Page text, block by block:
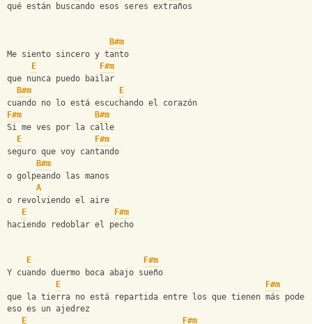
qué están buscando esos seres extraños
B#m
Me siento sincero y tanto
E
F#m
que nunca puedo bailar
B#m
E
cuando no lo está escuchando el corazón
F#m
B#m
Si me ves por la calle
E
F#m
seguro que voy cantando
B#m
o golpeando las manos
A
o revolviendo el aire
E
F#m
haciendo redoblar el pecho
E
F#m
Y cuando duermo boca abajo sueño
E
F#m
que la tierra no está repartida entre los que tienen más poder
eso es un ajedrez
E
F#m